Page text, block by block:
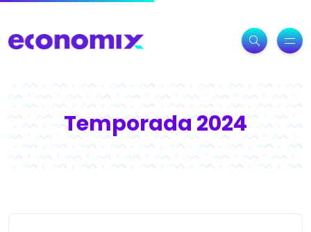
Temporada 2024